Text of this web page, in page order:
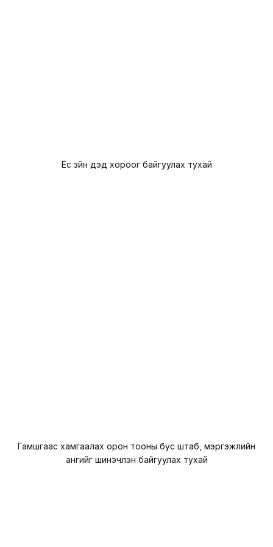
Ёс зүйн дэд хороог байгуулах тухай
Гамшгаас хамгаалах орон тооны бус штаб, мэргэжлийн
ангийг шинэчлэн байгуулах тухай